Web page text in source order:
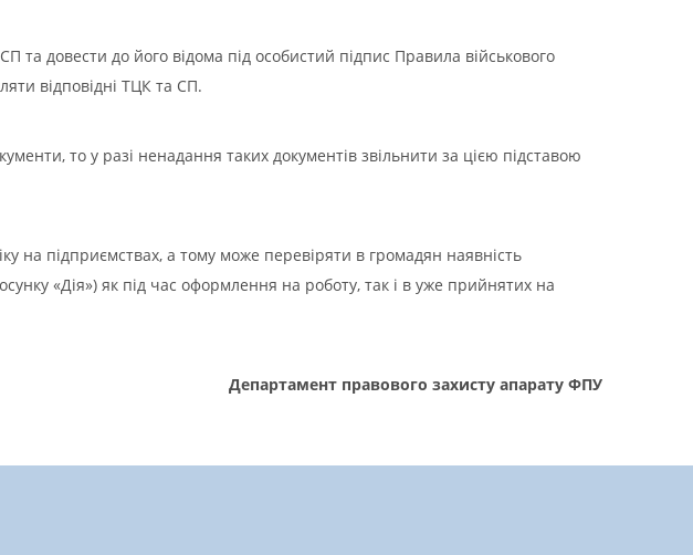
та довести до його відома під особистий підпис Правила військового
відповідні ТЦК та СП.
то у разі ненадання таких документів звільнити за цією підставою
на підприємствах, а тому може перевіряти в громадян наявність
«Дія») як під час оформлення на роботу, так і в уже прийнятих на
Департамент правового захисту апарату ФПУ